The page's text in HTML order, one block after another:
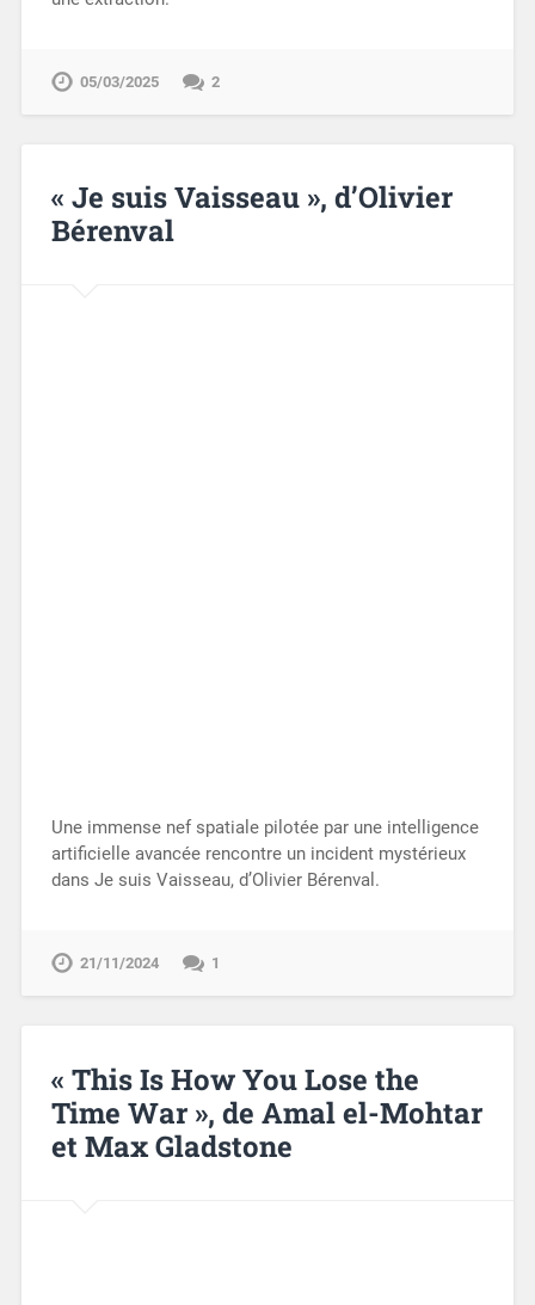
05/03/2025 2
« Je suis Vaisseau », d’Olivier
Bérenval
Une immense nef spatiale pilotée par une intelligence
artificielle avancée rencontre un incident mystérieux
dans Je suis Vaisseau, d’Olivier Bérenval.
21/11/2024 1
« This Is How You Lose the
Time War », de Amal el-Mohtar
et Max Gladstone